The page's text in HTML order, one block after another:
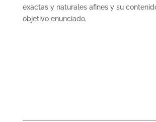
exactas y naturales afines y su
objetivo enunciado.